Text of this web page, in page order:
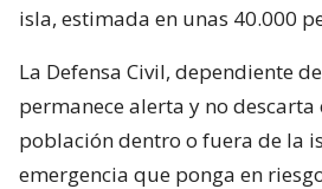
isla, estimada en unas 40.000
La Defensa Civil, dependiente
permanece alerta y no descarta
población dentro o fuera de la
emergencia que ponga en